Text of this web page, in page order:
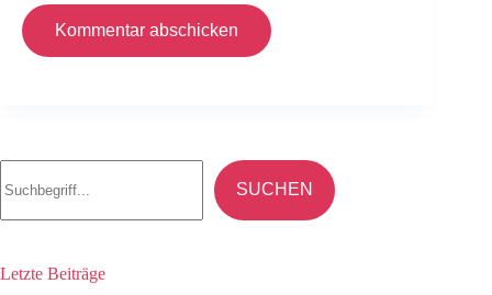
Kommentar abschicken
SUCHEN
Letzte Beiträge